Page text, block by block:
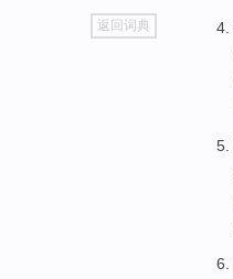
go
top
返回词典